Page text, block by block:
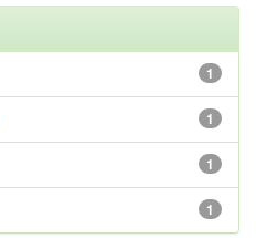
1
1
1
1